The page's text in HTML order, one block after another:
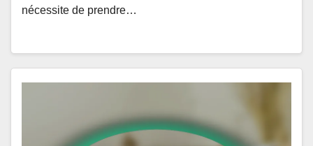
nécessite de prendre…